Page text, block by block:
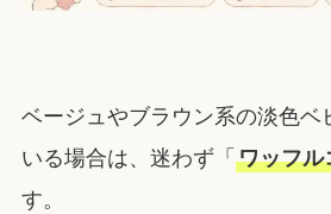
ベージュやブラウン系の淡色ベ
いる場合は、迷わず「 ワッフル
す。